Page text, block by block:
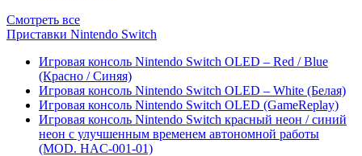
Смотреть все
Приставки Nintendo Switch
Игровая консоль Nintendo Switch OLED – Red / Blue
(Красно / Синяя)
Игровая консоль Nintendo Switch OLED – White (Белая)
Игровая консоль Nintendo Switch OLED (GameReplay)
Игровая консоль Nintendo Switch красный неон / синий
неон с улучшенным временем автономной работы
(MOD. HAC-001-01)